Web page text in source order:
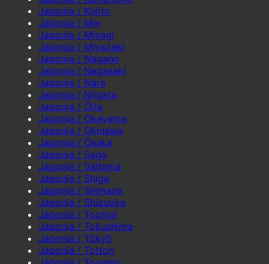
Japonia / Kyōto
Japonia / Mie
Japonia / Miyagi
Japonia / Miyazaki
Japonia / Nagano
Japonia / Nagasaki
Japonia / Nara
Japonia / Niigata
Japonia / Ōita
Japonia / Okayama
Japonia / Okinawa
Japonia / Ōsaka
Japonia / Saga
Japonia / Saitama
Japonia / Shiga
Japonia / Shimane
Japonia / Shizuoka
Japonia / Tochigi
Japonia / Tokushima
Japonia / Tōkyō
Japonia / Tottori